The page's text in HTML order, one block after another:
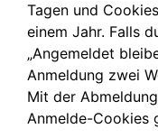
Tagen und
einem Jahr. Falls
„Angemeldet
Anmeldung zwei
Mit der
Anmelde-Cookies